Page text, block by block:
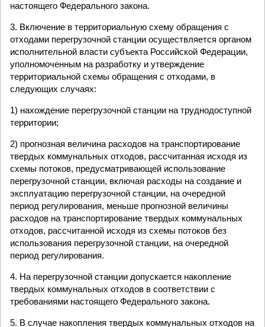
настоящего Федерального закона.
3. Включение в территориальную схему обращения с
отходами перегрузочной станции осуществляется органом
исполнительной власти субъекта Российской Федерации,
уполномоченным на разработку и утверждение
территориальной схемы обращения с отходами, в
следующих случаях:
1) нахождение перегрузочной станции на труднодоступной
территории;
2) прогнозная величина расходов на транспортирование
твердых коммунальных отходов, рассчитанная исходя из
схемы потоков, предусматривающей использование
перегрузочной станции, включая расходы на создание и
эксплуатацию перегрузочной станции, на очередной
период регулирования, меньше прогнозной величины
расходов на транспортирование твердых коммунальных
отходов, рассчитанной исходя из схемы потоков без
использования перегрузочной станции, на очередной
период регулирования.
4. На перегрузочной станции допускается накопление
твердых коммунальных отходов в соответствии с
требованиями настоящего Федерального закона.
5. В случае накопления твердых коммунальных отходов на